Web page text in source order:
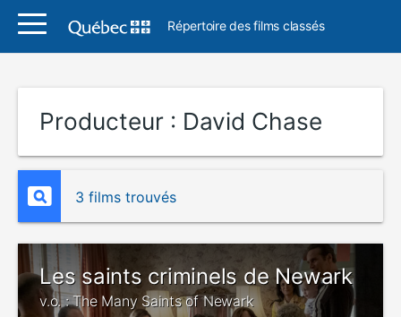
Répertoire des films classés
Producteur : David Chase
3 films trouvés
Les saints criminels de Newark
v.o. : The Many Saints of Newark